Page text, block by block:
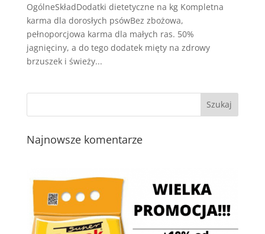
OgólneSkładDodatki dietetyczne na kg Kompletna
karma dla dorosłych psówBez zbożowa,
pełnoporcjowa karma dla małych ras. 50%
jagnięciny, a do tego dodatek mięty na zdrowy
brzuszek i świeży...
Najnowsze komentarze